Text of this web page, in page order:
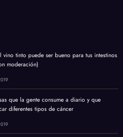
vino tinto puede ser bueno para tus intestinos
moderación)
que la gente consume a diario y que
diferentes tipos de cáncer